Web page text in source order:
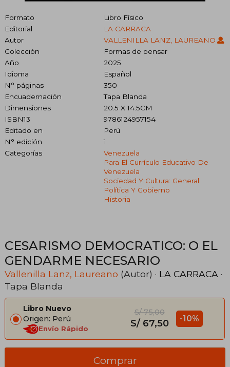
Formato
Libro Físico
Editorial
LA CARRACA
Autor
VALLENILLA LANZ, LAUREANO
Colección
Formas de pensar
Año
2025
Idioma
Español
N° páginas
350
Encuadernación
Tapa Blanda
Dimensiones
20.5 X 14.5CM
ISBN13
9786124957154
Editado en
Perú
N° edición
1
Categorías
Venezuela
Para El Currículo Educativo De
Venezuela
Sociedad Y Cultura: General
Política Y Gobierno
Historia
CESARISMO DEMOCRATICO: O EL
GENDARME NECESARIO
Vallenilla Lanz, Laureano (Autor) · LA CARRACA ·
Tapa Blanda
Libro Nuevo
Origen: Perú
Envío Rápido
S/ 75,00
S/ 67,50 -10%
Comprar